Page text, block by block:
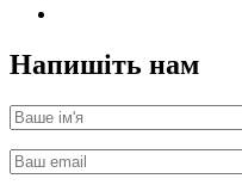
Напишіть нам